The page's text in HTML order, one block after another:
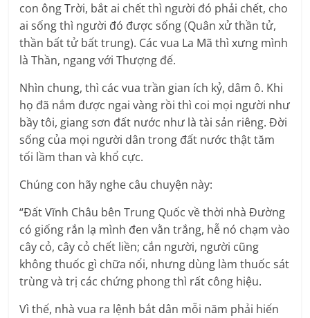
con ông Trời, bắt ai chết thì người đó phải chết, cho
ai sống thì người đó được sống (Quân xử thần tử,
thần bất tử bất trung). Các vua La Mã thì xưng mình
là Thần, ngang với Thượng đế.
Nhìn chung, thì các vua trần gian ích kỷ, dâm ô. Khi
họ đã nắm được ngai vàng rồi thì coi mọi người như
bầy tôi, giang sơn đất nước như là tài sản riêng. Đời
sống của mọi người dân trong đất nước thật tăm
tối lầm than và khổ cực.
Chúng con hãy nghe câu chuyện này:
“Đất Vĩnh Châu bên Trung Quốc về thời nhà Đường
có giống rắn lạ mình đen vằn trắng, hễ nó chạm vào
cây cỏ, cây cỏ chết liền; cắn người, người cũng
không thuốc gì chữa nổi, nhưng dùng làm thuốc sát
trùng và trị các chứng phong thì rất công hiệu.
Vì thế, nhà vua ra lệnh bắt dân mỗi năm phải hiến